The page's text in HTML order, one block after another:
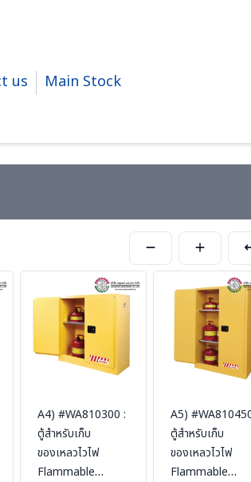
us Main Stock
A4) #WA810300 :
ตู้สำหรับเก็บ
ของเหลวไวไฟ
Flammable
A5)
ตู้สำหรับเก็บ
ของเหลวไวไฟ
Flammable